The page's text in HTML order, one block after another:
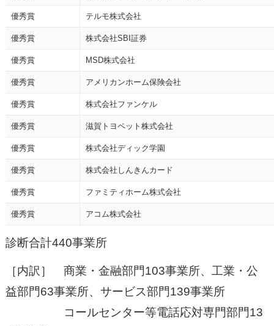
優秀賞 テルモ株式会社
優秀賞 株式会社SBI証券
優秀賞 MSD株式会社
優秀賞 アメリカンホーム保険会社
優秀賞 株式会社ファンケル
優秀賞 滋賀トヨペット株式会社
優秀賞 株式会社ディック学園
優秀賞 株式会社しんきんカード
優秀賞 ファミティホーム株式会社
優秀賞 アコム株式会社
診断合計440事業所
［内訳］ 商業・金融部門103事業所、工業・公
益部門63事業所、サービス部門139事業所
コールセンター等電話応対専門部門13